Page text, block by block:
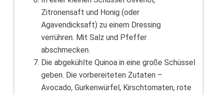
Zitronensaft und Honig (oder
Agavendicksaft) zu einem Dressing
verrühren. Mit Salz und Pfeffer
abschmecken.
Die abgekühlte Quinoa in eine große Schüssel
geben. Die vorbereiteten Zutaten –
Avocado, Gurkenwürfel, Kirschtomaten, rote